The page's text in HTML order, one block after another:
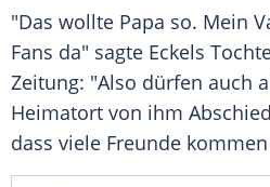
"Das wollte Papa so. Mein
Fans da" sagte Eckels
Zeitung: "Also dürfen auch
Heimatort von ihm
dass viele Freunde